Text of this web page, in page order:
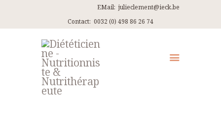
EMail: julieclement@ieck.be
Contact: 0032 (0) 498 86 26 74
QUI SUIS-JE ?
CONSULTATIONS